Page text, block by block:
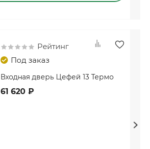
Рейтинг
Под заказ
Входная дверь Цефей 13 Термо
61 620 ₽